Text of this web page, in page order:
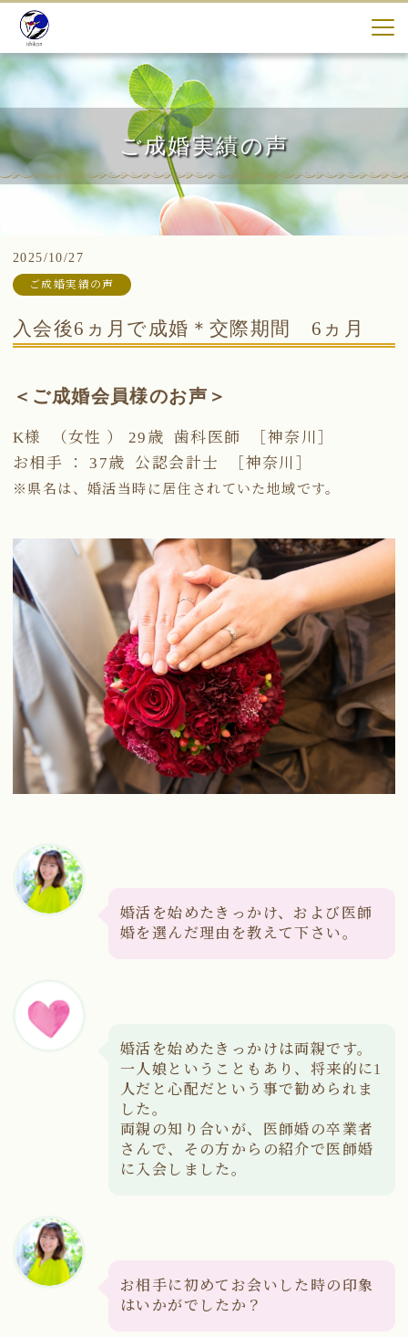
ご成婚実績の声
2025/10/27
ご成婚実績の声
入会後6ヵ月で成婚＊交際期間 6ヵ月
＜ご成婚会員様のお声＞
K様 （女性 ） 29歳 歯科医師 ［神奈川］
お相手 ： 37歳 公認会計士 ［神奈川］
※県名は、婚活当時に居住されていた地域です。
婚活を始めたきっかけ、および医師
婚を選んだ理由を教えて下さい。
婚活を始めたきっかけは両親です。
一人娘ということもあり、将来的に1
人だと心配だという事で勧められま
した。
両親の知り合いが、医師婚の卒業者
さんで、その方からの紹介で医師婚
に入会しました。
お相手に初めてお会いした時の印象
はいかがでしたか？